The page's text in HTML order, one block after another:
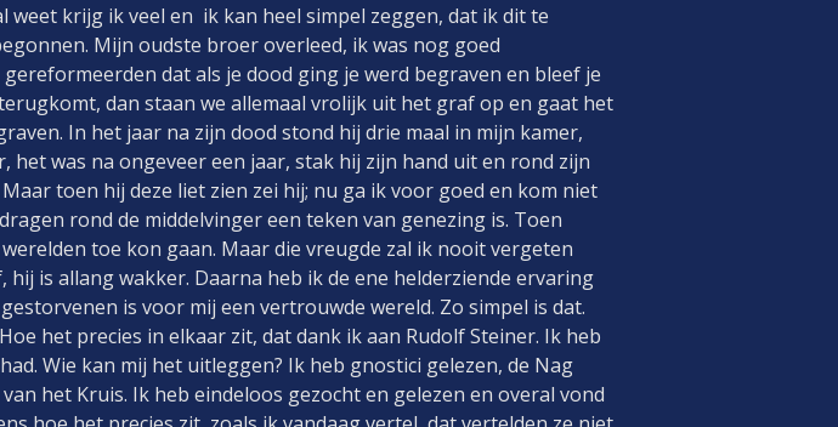
weet krijg ik veel en ik kan heel simpel zeggen, dat ik dit te
Mijn oudste broer overleed, ik was nog goed
dat als je dood ging je werd begraven en bleef je
dan staan we allemaal vrolijk uit het graf op en gaat het
In het jaar na zijn dood stond hij drie maal in mijn kamer,
was na ongeveer een jaar, stak hij zijn hand uit en rond zijn
toen hij deze liet zien zei hij; nu ga ik voor goed en kom niet
rond de middelvinger een teken van genezing is. Toen
toe kon gaan. Maar die vreugde zal ik nooit vergeten
is allang wakker. Daarna heb ik de ene helderziende ervaring
is voor mij een vertrouwde wereld. Zo simpel is dat.
het precies in elkaar zit, dat dank ik aan Rudolf Steiner. Ik heb
Wie kan mij het uitleggen? Ik heb gnostici gelezen, de Nag
het Kruis. Ik heb eindeloos gezocht en gelezen en overal vond